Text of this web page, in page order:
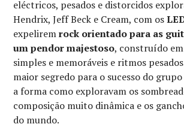
eléctricos, pesados e distorcidos
Hendrix, Jeff Beck e Cream, com os
expeliremrock orientado para as
um pendor majestoso, construído
simples e memoráveis ​​e ritmos
maior segredo para o sucesso do
a forma como exploravam os
composição muito dinâmica e os
do mundo.